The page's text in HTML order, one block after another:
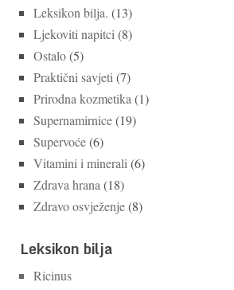
Leksikon bilja. (13)
Ljekoviti napitci (8)
Ostalo(5)
Praktični savjeti (7)
Prirodna kozmetika (1)
Supernamirnice(19)
Supervoće(6)
Vitamini i minerali (6)
Zdrava hrana (18)
Zdravo osvježenje(8)
Leksikon bilja
Ricinus